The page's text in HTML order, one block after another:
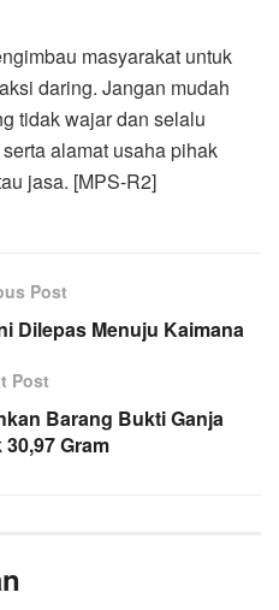
masyarakat untuk
daring. Jangan mudah
tidak wajar dan selalu
alamat usaha pihak
jasa. [MPS-R2]
Post
Dilepas Menuju Kaimana
Post
Barang Bukti Ganja
Gram